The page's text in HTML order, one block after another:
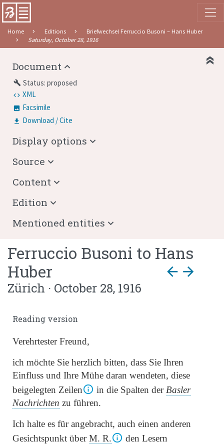
Home Editions
Briefwechsel Ferruccio Busoni – Hans Huber
Saturday, October 28, 1916
Ferruccio Busoni to Hans
Huber
arrow_back arrow_forward
Zürich · October 28, 1916
Reading version
Verehrtester Freund,
ich möchte Sie herzlich bitten, dass Sie Ihren
Einfluss und Ihre Mühe daran wendeten, diese
beigelegten Zeilen
in die Spalten der Basler
Nachrichten zu führen.
Ich halte es für angebracht, auch einen anderen
Gesichtspunkt überM. R.
den Lesern
Document
build Status: proposed
XML
Facsimile
Download / Cite
Display options
Source
Content
Edition
Mentioned entities